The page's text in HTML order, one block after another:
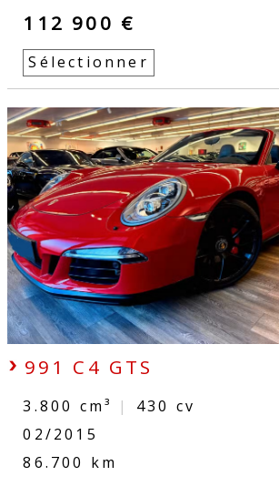
112 900 €
Sélectionner
991 C4 GTS
3.800 cm³ | 430 cv
02/2015
86.700 km